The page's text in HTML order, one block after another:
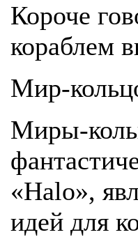
Короче
кораблем
Мир-
Миры-
«Halo»,
идей для